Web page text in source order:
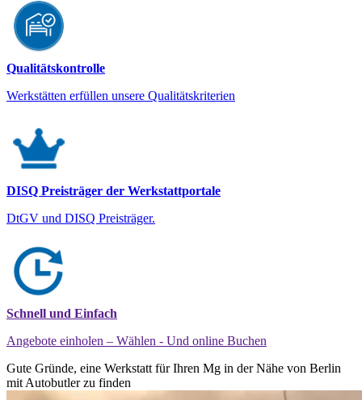
Qualitätskontrolle
Werkstätten erfüllen unsere Qualitätskriterien
DISQ Preisträger der Werkstattportale
DtGV und DISQ Preisträger.
Schnell und Einfach
Angebote einholen – Wählen - Und online Buchen
Gute Gründe, eine Werkstatt für Ihren Mg in der Nähe von Berlin
mit Autobutler zu finden